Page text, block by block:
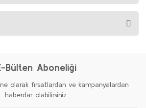
Bülten Aboneliği
olarak fırsatlardan ve kampanyalardan
haberdar olabilirsiniz.